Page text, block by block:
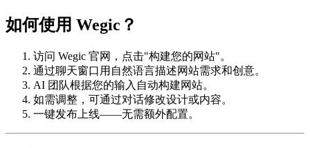
如何使用 Wegic？
访问 Wegic 官网，点击"构建您的网站"。
通过聊天窗口用自然语言描述网站需求和创意。
AI 团队根据您的输入自动构建网站。
如需调整，可通过对话修改设计或内容。
一键发布上线——无需额外配置。